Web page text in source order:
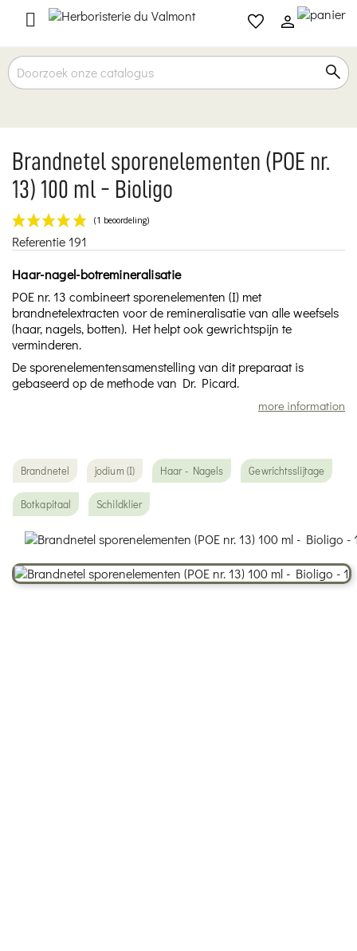

Brandnetel sporenelementen (POE nr.
13) 100 ml - Bioligo
Referentie191
Haar-nagel-botremineralisatie
POE nr. 13 combineert sporenelementen (I) met
brandnetelextracten voor de remineralisatie van alle weefsels
(haar, nagels, botten). Het helpt ook gewrichtspijn te
verminderen.
De sporenelementensamenstelling van dit preparaat is
gebaseerd op de methode van Dr. Picard.
more information
Brandnetel jodium (I) Haar - Nagels Gewrichtsslijtage
Botkapitaal Schildklier